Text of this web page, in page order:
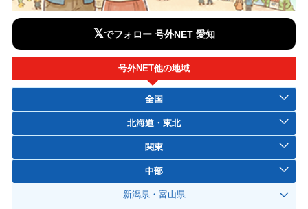
𝕏でフォロー 号外NET 愛知
号外NET他の地域
全国
北海道・東北
関東
中部
新潟県・富山県